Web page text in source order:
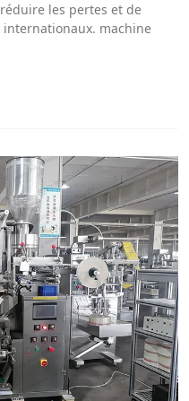
les pertes et de
internationaux. machine